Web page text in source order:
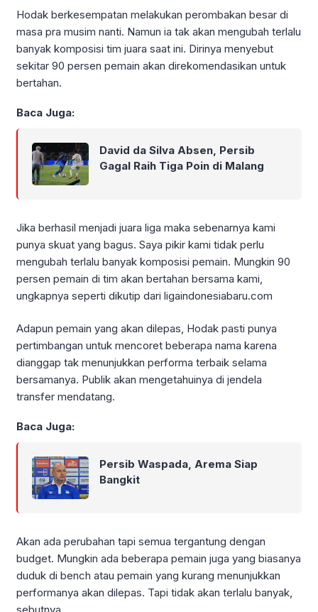
Hodak berkesempatan melakukan perombakan besar di
masa pra musim nanti. Namun ia tak akan mengubah terlalu
banyak komposisi tim juara saat ini. Dirinya menyebut
sekitar 90 persen pemain akan direkomendasikan untuk
bertahan.
Baca Juga:
David da Silva Absen, Persib
Gagal Raih Tiga Poin di Malang
Jika berhasil menjadi juara liga maka sebenarnya kami
punya skuat yang bagus. Saya pikir kami tidak perlu
mengubah terlalu banyak komposisi pemain. Mungkin 90
persen pemain di tim akan bertahan bersama kami,
ungkapnya seperti dikutip dari ligaindonesiabaru.com
Adapun pemain yang akan dilepas, Hodak pasti punya
pertimbangan untuk mencoret beberapa nama karena
dianggap tak menunjukkan performa terbaik selama
bersamanya. Publik akan mengetahuinya di jendela
transfer mendatang.
Baca Juga:
Persib Waspada, Arema Siap
Bangkit
Akan ada perubahan tapi semua tergantung dengan
budget. Mungkin ada beberapa pemain juga yang biasanya
duduk di bench atau pemain yang kurang menunjukkan
performanya akan dilepas. Tapi tidak akan terlalu banyak,